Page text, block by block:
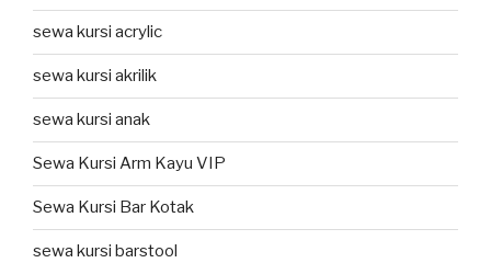
sewa kursi acrylic
sewa kursi akrilik
sewa kursi anak
Sewa Kursi Arm Kayu VIP
Sewa Kursi Bar Kotak
sewa kursi barstool